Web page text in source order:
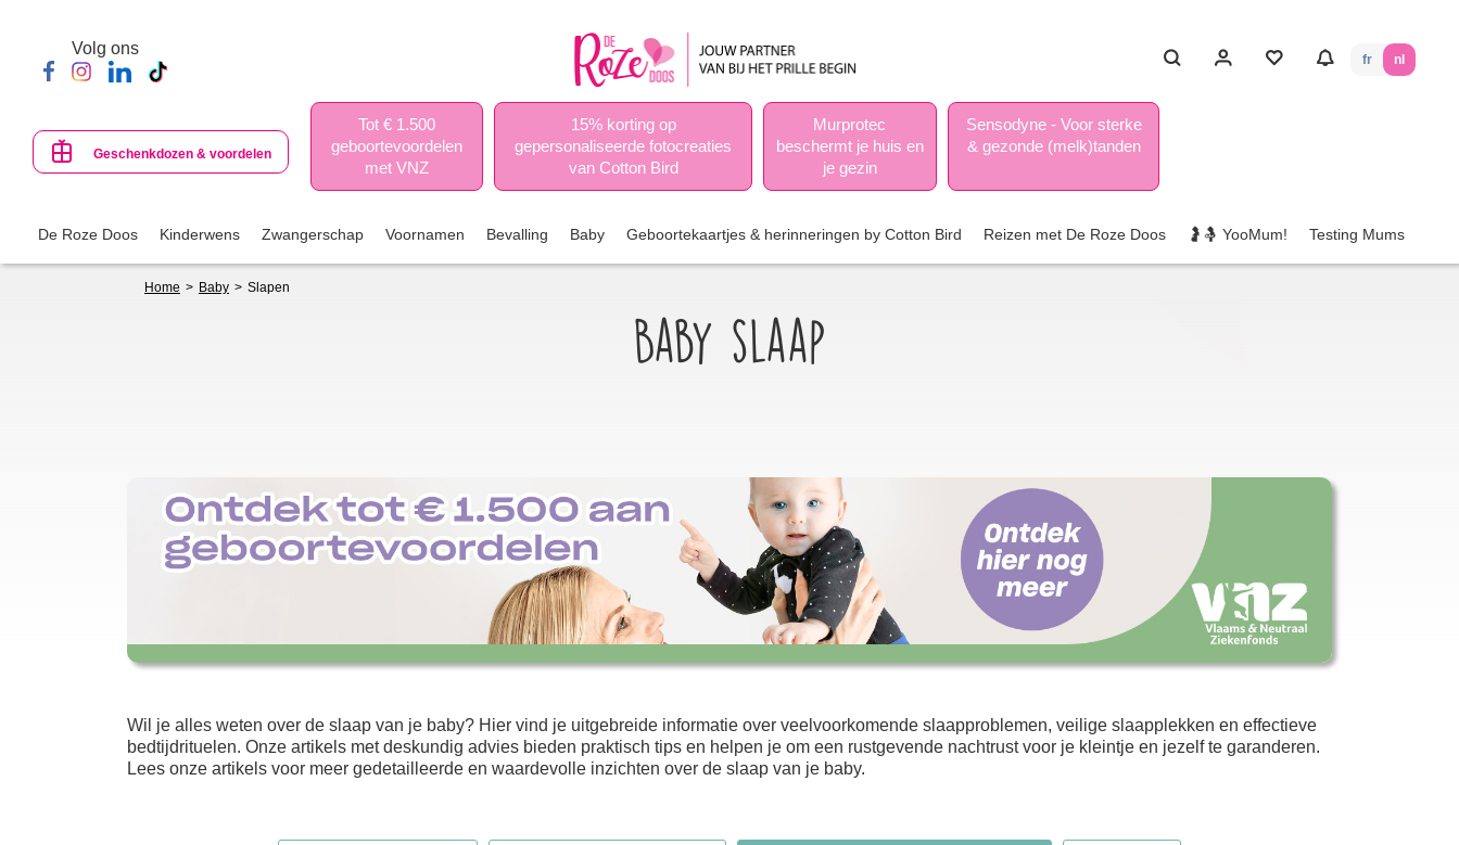
content
Volg ons
fr nl
Geschenkdozen & voordelen
Tot € 1.500
geboortevoordelen
met VNZ
15% korting op
gepersonaliseerde fotocreaties
van Cotton Bird
Murprotec
beschermt je huis en
je gezin
Sensodyne - Voor sterke
& gezonde (melk)tanden
De Roze Doos Kinderwens Zwangerschap Voornamen Bevalling Baby Geboortekaartjes & herinneringen by Cotton Bird Reizen met De Roze Doos 🤰🤱 YooMum! Testing Mums
Home Baby Slapen
Baby slaap
Wil je alles weten over de slaap van je baby? Hier vind je uitgebreide informatie over veelvoorkomende slaapproblemen, veilige slaapplekken en effectieve
bedtijdrituelen. Onze artikels met deskundig advies bieden praktisch tips en helpen je om een rustgevende nachtrust voor je kleintje en jezelf te garanderen.
Lees onze artikels voor meer gedetailleerde en waardevolle inzichten over de slaap van je baby.